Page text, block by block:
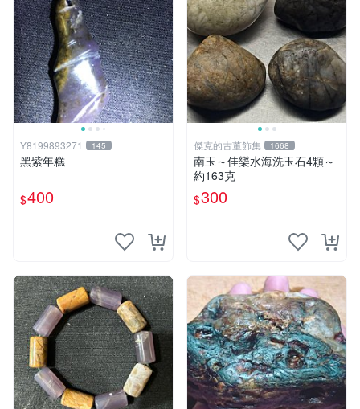
Y8199893271 145
黑紫年糕
$400
傑克的古董飾集 1668
南玉～佳樂水海洗玉石4顆～
約163克
$300